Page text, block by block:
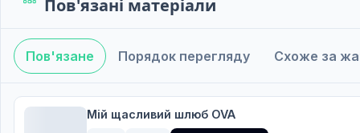
Кошмари та зловісні тіні
Потонувши у снах
30 серп. 2023
Літні квіти сакури та помилка
Пов'язані матеріали
Пов'язане Порядок перегляду Схоже за
Мій щасливий шлюб OVA